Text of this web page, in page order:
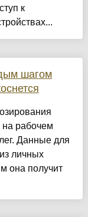
к
шагом
на рабочем
Данные для
личных
она получит